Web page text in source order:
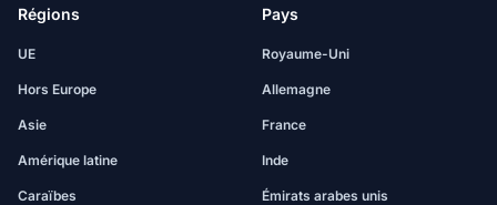
Régions
UE
Hors Europe
Asie
Amérique latine
Caraïbes
Pays
Royaume-Uni
Allemagne
France
Inde
Émirats arabes unis